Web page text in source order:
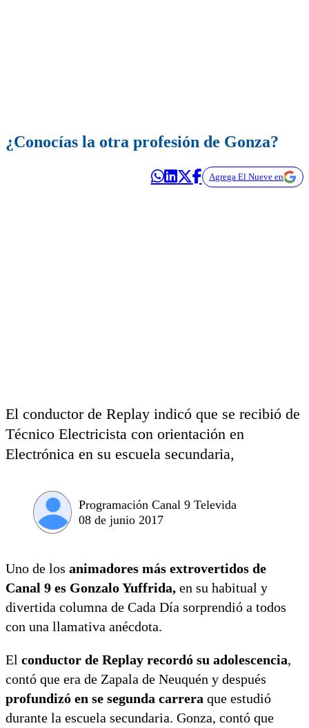
¿Conocías la otra profesión de Gonza?
Agrega El Nueve en
El conductor de Replay indicó que se recibió de
Técnico Electricista con orientación en
Electrónica en su escuela secundaria,
Programación Canal 9 Televida
08 de junio 2017
Uno de los animadores más extrovertidos de
Canal 9 es Gonzalo Yuffrida, en su habitual y
divertida columna de Cada Día sorprendió a todos
con una llamativa anécdota.
El conductor de Replay recordó su adolescencia,
contó que era de Zapala de Neuquén y después
profundizó en se segunda carrera que estudió
durante la escuela secundaria. Gonza, contó que